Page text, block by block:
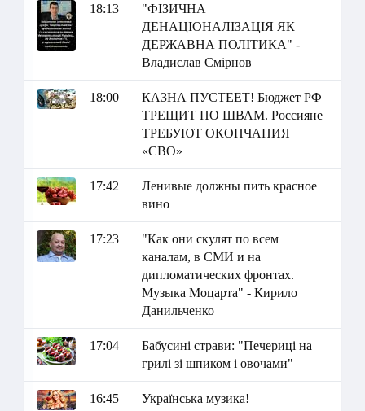
18:13
"ФІЗИЧНА
ДЕНАЦІОНАЛІЗАЦІЯ ЯК
ДЕРЖАВНА ПОЛІТИКА" -
Владислав Смірнов
18:00
КАЗНА ПУСТЕЕТ! Бюджет РФ
ТРЕЩИТ ПО ШВАМ. Россияне
ТРЕБУЮТ ОКОНЧАНИЯ
«СВО»
17:42
Ленивые должны пить красное
вино
17:23
"Как они скулят по всем
каналам, в СМИ и на
дипломатических фронтах.
Музыка Моцарта" - Кирило
Данильченко
17:04
Бабусині страви: "Печериці на
грилі зі шпиком і овочами"
16:45 Українська музика!